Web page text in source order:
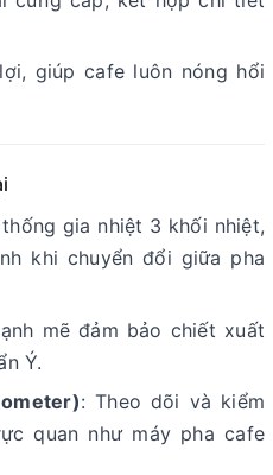
giúp cafe luôn nóng hổi
gia nhiệt 3 khối nhiệt,
khi chuyển đổi giữa pha
mẽ đảm bảo chiết xuất
Ý.
: Theo dõi và kiểm
quan như máy pha cafe